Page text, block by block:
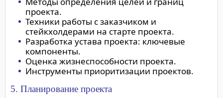
проекта.
Техники работы с заказчиком и
стейкхолдерами на старте проекта.
Разработка устава проекта: ключевые
компоненты.
Оценка жизнеспособности проекта.
Инструменты приоритизации проектов.
5. Планирование проекта